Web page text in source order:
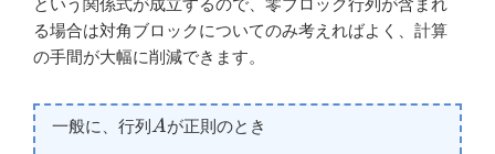
る場合は対角ブロックについてのみ考えればよく、計算
の手間が大幅に削減できます。
一般に、行列 A
Aが正則のとき